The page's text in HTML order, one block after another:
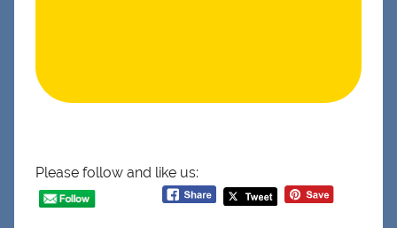
Please follow and like us: